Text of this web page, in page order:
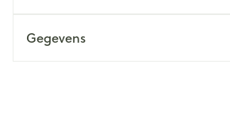
Gegevens